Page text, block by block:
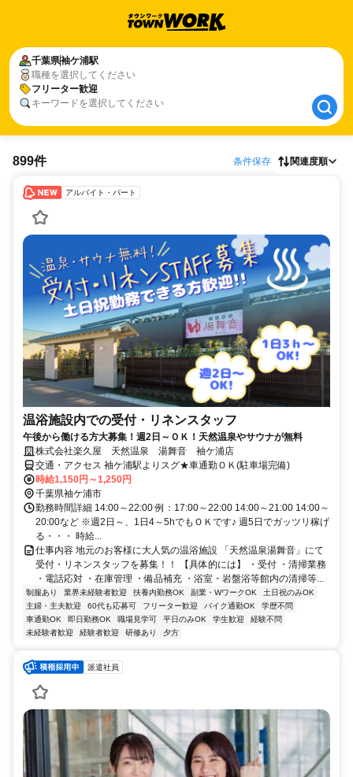
千葉県袖ケ浦駅
職種を選択してください
フリーター歓迎
キーワードを選択してください
千葉県袖ケ浦駅
フリーター歓迎
899件 条件保存 関連度順
アルバイト・パート
温浴施設内での受付・リネンスタッフ
午後から働ける方大募集！週2日～ＯＫ！天然温泉やサウナが無料
株式会社楽久屋 天然温泉 湯舞音 袖ケ浦店
交通・アクセス 袖ケ浦駅よりスグ★車通勤ＯＫ(駐車場完備)
時給1,150円～1,250円
千葉県袖ケ浦市
勤務時間詳細 14:00～22:00 例：17:00～22:00 14:00～21:00 14:00～
20:00など ※週2日～、1日4～5hでもＯＫです♪ 週5日でガッツリ稼げ
る・・・ 時給...
仕事内容 地元のお客様に大人気の温浴施設 「天然温泉湯舞音」にて
受付・リネンスタッフを募集！！ 【具体的には】 ・受付 ・清掃業務
・電話応対 ・在庫管理 ・備品補充 ・浴室・岩盤浴等館内の清掃等...
制服あり 業界未経験者歓迎 扶養内勤務OK 副業・WワークOK
土日祝のみOK
主婦・主夫歓迎
60代も応募可 フリーター歓迎 バイク通勤OK
学歴不問
車通勤OK
即日勤務OK 職場見学可 平日のみOK 学生歓迎
経験不問
未経験者歓迎
経験者歓迎 研修あり 夕方
派遣社員